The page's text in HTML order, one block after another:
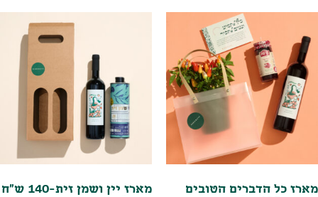
מארז כל הדברים הטובים
מארז יין ושמן זית-140 ש"ח